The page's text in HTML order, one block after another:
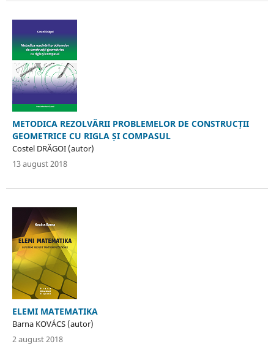
METODICA REZOLVĂRII PROBLEMELOR DE CONSTRUCȚII
GEOMETRICE CU RIGLA ȘI COMPASUL
Costel DRĂGOI (autor)
13 august 2018
ELEMI MATEMATIKA
Barna KOVÁCS (autor)
2 august 2018